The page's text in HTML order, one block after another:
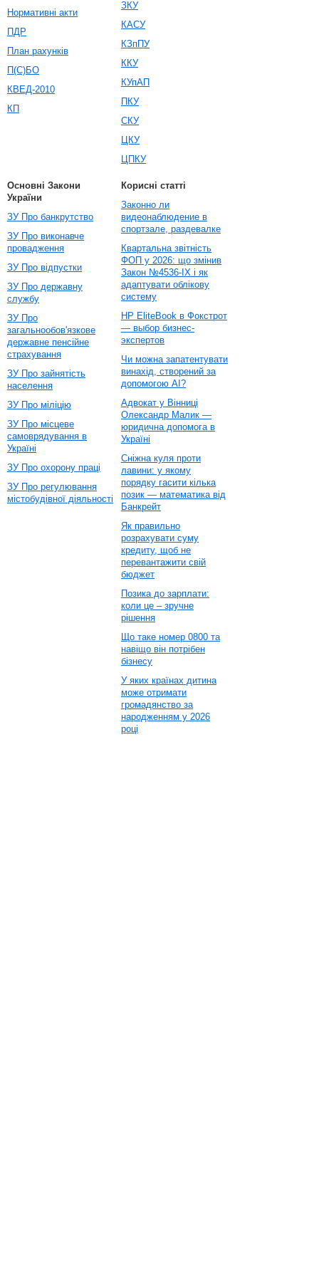
Нормативні акти
ПДР
План рахунків
П(С)БО
КВЕД-2010
КП
ЗКУ
КАСУ
КЗпПУ
ККУ
КУпАП
ПКУ
СКУ
ЦКУ
ЦПКУ
Основні Закони
України
ЗУ Про банкрутство
ЗУ Про виконавче
провадження
ЗУ Про відпустки
ЗУ Про державну
службу
ЗУ Про
загальнообов'язкове
державне пенсійне
страхування
ЗУ Про зайнятість
населення
ЗУ Про міліцію
ЗУ Про місцеве
самоврядування в
Україні
ЗУ Про охорону праці
ЗУ Про регулювання
містобудівної діяльності
Корисні статті
Законно ли
видеонаблюдение в
спортзале, раздевалке
Квартальна звітність
ФОП у 2026: що змінив
Закон №4536-IX і як
адаптувати облікову
систему
HP EliteBook в Фокстрот
— выбор бизнес-
экспертов
Чи можна запатентувати
винахід, створений за
допомогою AI?
Адвокат у Вінниці
Олександр Малик —
юридична допомога в
Україні
Сніжна куля проти
лавини: у якому
порядку гасити кілька
позик — математика від
Банкрейт
Як правильно
розрахувати суму
кредиту, щоб не
перевантажити свій
бюджет
Позика до зарплати:
коли це – зручне
рішення
Що таке номер 0800 та
навіщо він потрібен
бізнесу
У яких країнах дитина
може отримати
громадянство за
народженням у 2026
році